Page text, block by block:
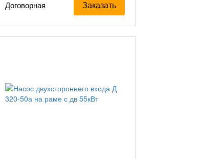
Договорная Заказать